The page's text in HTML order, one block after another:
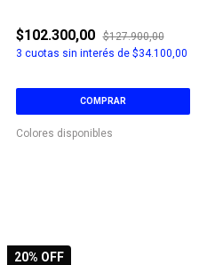
$102.300,00
$127.900,00
3 cuotas sin interés de $34.100,00
COMPRAR
Colores disponibles
20% OFF